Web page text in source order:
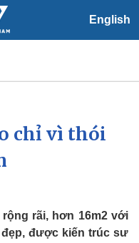
English
hội
báo thời tiết
làm
đảo
chỉ vì thói
rộng rãi, hơn 16m2 với
được kiến trúc sư